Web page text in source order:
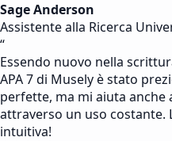
Sage Anderson
Assistente alla Ricerca
“
Essendo nuovo nella
APA 7 di Musely è stato
perfette, ma mi aiuta
attraverso un uso costante.
intuitiva!